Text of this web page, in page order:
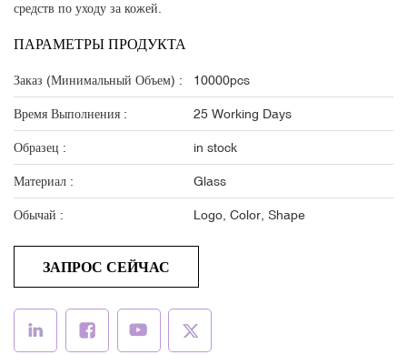
средств по уходу за кожей.
ПАРАМЕТРЫ ПРОДУКТА
Заказ (минимальный Объем) : 10000pcs
Время Выполнения : 25 Working Days
Образец : in stock
Материал : Glass
Обычай : Logo, Color, Shape
ЗАПРОС СЕЙЧАС